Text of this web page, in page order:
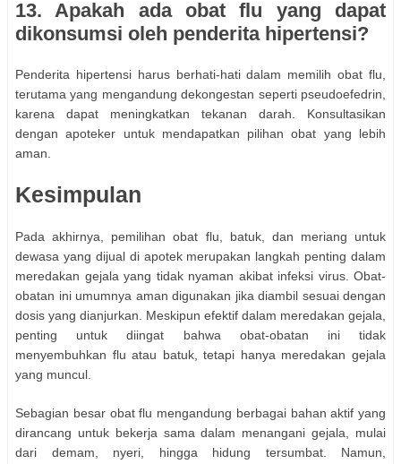
13. Apakah ada obat flu yang dapat
dikonsumsi oleh penderita hipertensi?
Penderita hipertensi harus berhati-hati dalam memilih obat flu,
terutama yang mengandung dekongestan seperti pseudoefedrin,
karena dapat meningkatkan tekanan darah. Konsultasikan
dengan apoteker untuk mendapatkan pilihan obat yang lebih
aman.
Kesimpulan
Pada akhirnya, pemilihan obat flu, batuk, dan meriang untuk
dewasa yang dijual di apotek merupakan langkah penting dalam
meredakan gejala yang tidak nyaman akibat infeksi virus. Obat-
obatan ini umumnya aman digunakan jika diambil sesuai dengan
dosis yang dianjurkan. Meskipun efektif dalam meredakan gejala,
penting untuk diingat bahwa obat-obatan ini tidak
menyembuhkan flu atau batuk, tetapi hanya meredakan gejala
yang muncul.
Sebagian besar obat flu mengandung berbagai bahan aktif yang
dirancang untuk bekerja sama dalam menangani gejala, mulai
dari demam, nyeri, hingga hidung tersumbat. Namun,